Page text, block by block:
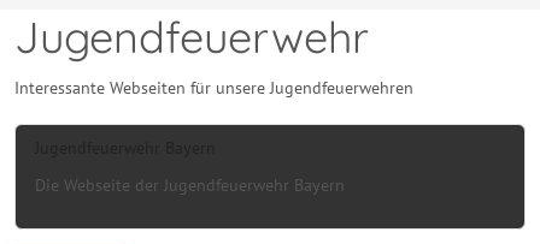
Jugendfeuerwehr
Interessante Webseiten für unsere Jugendfeuerwehren
Die Webseite der Jugendfeuerwehr Bayern